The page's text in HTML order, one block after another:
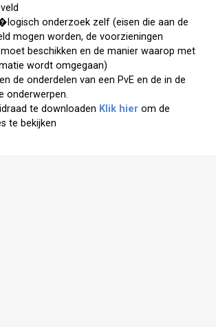
onderzoek zelf (eisen die aan de
mogen worden, de voorzieningen
beschikken en de manier waarop met
wordt omgegaan)
de onderdelen van een PvE en de in de
onderwerpen.
te downloaden Klik hier om de
te bekijken